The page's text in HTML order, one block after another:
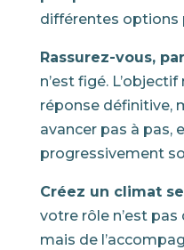
différentes options
Rassurez-vous,
n’est figé.
réponse définitive,
avancer pas à pas,
progressivement
Créez un climat
votre rôle n’est pas
mais de